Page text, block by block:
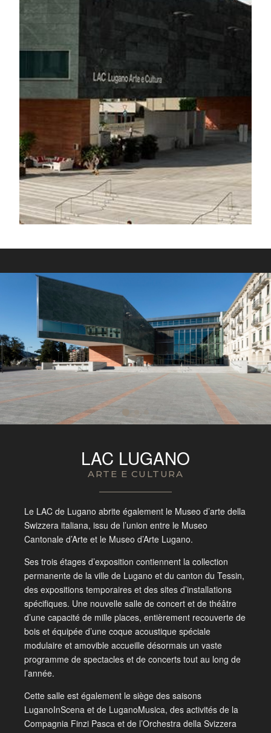
LAC LUGANO
ARTE E CULTURA
Le LAC de Lugano abrite également le Museo d’arte della
Swizzera italiana, issu de l’union entre le Museo
Cantonale d’Arte et le Museo d’Arte Lugano.
Ses trois étages d’exposition contiennent la collection
permanente de la ville de Lugano et du canton du Tessin,
des expositions temporaires et des sites d’installations
spécifiques. Une nouvelle salle de concert et de théâtre
d’une capacité de mille places, entièrement recouverte de
bois et équipée d’une coque acoustique spéciale
modulaire et amovible accueille désormais un vaste
programme de spectacles et de concerts tout au long de
l’année.
Cette salle est également le siège des saisons
LuganoInScena et de LuganoMusica, des activités de la
Compagnia Finzi Pasca et de l’Orchestra della Svizzera